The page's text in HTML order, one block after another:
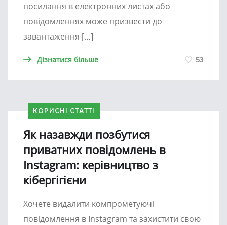
посилання в електронних листах або
повідомленнях може призвести до
завантаження […]
Дізнатися більше 53
КОРИСНІ СТАТТІ
Як назавжди позбутися
приватних повідомлень в
Instagram: керівництво з
кібергігієни
Хочете видалити компрометуючі
повідомлення в Instagram та захистити свою